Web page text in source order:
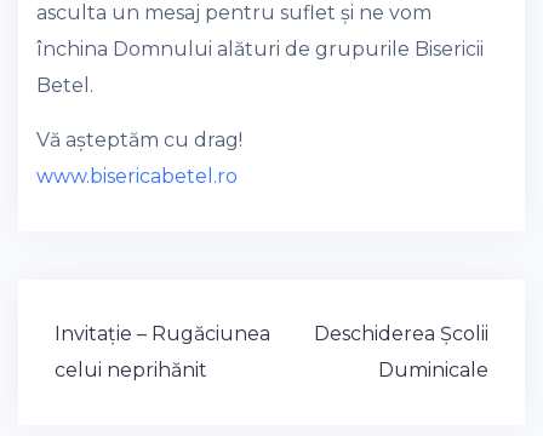
asculta un mesaj pentru suflet și ne vom
închina Domnului alături de grupurile Bisericii
Betel.
Vă așteptăm cu drag!
www.bisericabetel.ro
Post
navigation
Invitație – Rugăciunea
celui neprihănit
Deschiderea Școlii
Duminicale